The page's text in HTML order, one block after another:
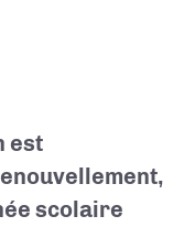
est
scolaire